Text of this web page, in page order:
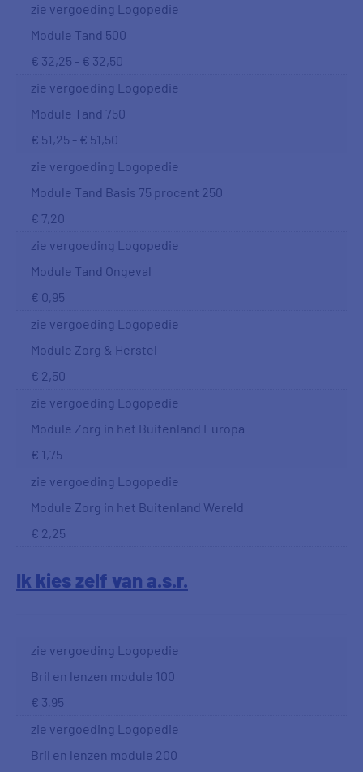
zie vergoeding Logopedie
Module Tand 500
€ 32,25 - € 32,50
zie vergoeding Logopedie
Module Tand 750
€ 51,25 - € 51,50
zie vergoeding Logopedie
Module Tand Basis 75 procent 250
€ 7,20
zie vergoeding Logopedie
Module Tand Ongeval
€ 0,95
zie vergoeding Logopedie
Module Zorg & Herstel
€ 2,50
zie vergoeding Logopedie
Module Zorg in het Buitenland Europa
€ 1,75
zie vergoeding Logopedie
Module Zorg in het Buitenland Wereld
€ 2,25
Ik kies zelf van a.s.r.
zie vergoeding Logopedie
Bril en lenzen module 100
€ 3,95
zie vergoeding Logopedie
Bril en lenzen module 200